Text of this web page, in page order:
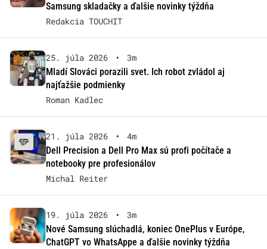
Samsung skladačky a ďalšie novinky týždňa
Redakcia TOUCHIT
25. júla 2026 •
3m
Mladí Slováci porazili svet. Ich robot zvládol aj
najťažšie podmienky
Roman Kadlec
21. júla 2026 •
4m
Dell Precision a Dell Pro Max sú profi počítače a
notebooky pre profesionálov
Michal Reiter
19. júla 2026 •
3m
Nové Samsung slúchadlá, koniec OnePlus v Európe,
ChatGPT vo WhatsAppe a ďalšie novinky týždňa